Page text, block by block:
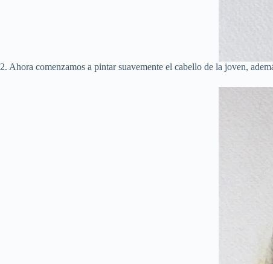
2. Ahora comenzamos a pintar suavemente el cabello de la joven,